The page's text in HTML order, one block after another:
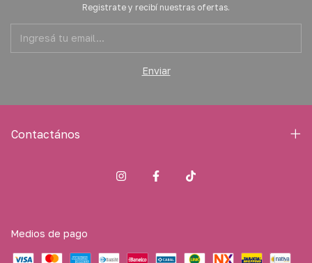
Registrate y recibí nuestras ofertas.
Contactános
Medios de pago